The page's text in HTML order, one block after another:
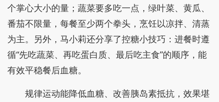
个掌心大小的量；蔬菜要多吃一点，绿叶菜、黄瓜、
番茄不限量，每餐至少两个拳头，烹饪以凉拌、清蒸
为主。另外，马小莉还分享了控糖小技巧：进餐时遵
循“先吃蔬菜、再吃蛋白质、最后吃主食”的顺序，能
有效平稳餐后血糖。
规律运动能降低血糖、改善胰岛素抵抗，效果堪